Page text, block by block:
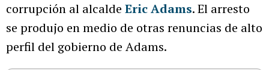
corrupción al alcalde Eric Adams. El arresto
se produjo en medio de otras renuncias de alto
perfil del gobierno de Adams.